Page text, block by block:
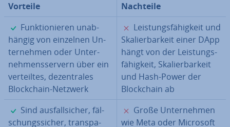
Vorteile
Nachteile
✓
Funk­tio­nie­ren un­ab­
hän­gig von einzelnen Un­
ter­neh­men oder Un­ter­
neh­mens­ser­vern über ein
ver­teil­tes, de­zen­tra­les
Block­chain-Netzwerk
✗
Leis­tungs­fä­hig­keit und
Ska­lier­bar­keit einer DApp
hängt von der Leis­tungs­
fä­hig­keit, Ska­lier­bar­keit
und Hash-Power der
Block­chain ab
✓
Sind aus­fall­si­cher, fäl­
schungs­si­cher, trans­pa­
✗
Große Un­ter­neh­men
wie Meta oder Microsoft